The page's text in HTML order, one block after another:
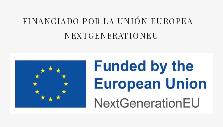
FINANCIADO POR LA UNIÓN EUROPEA -
NEXTGENERATIONEU